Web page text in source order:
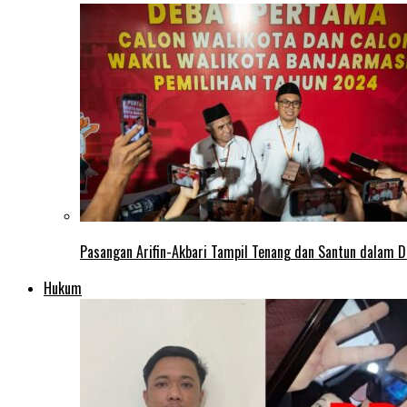
Pasangan Arifin-Akbari Tampil Tenang dan Santun dalam
Hukum